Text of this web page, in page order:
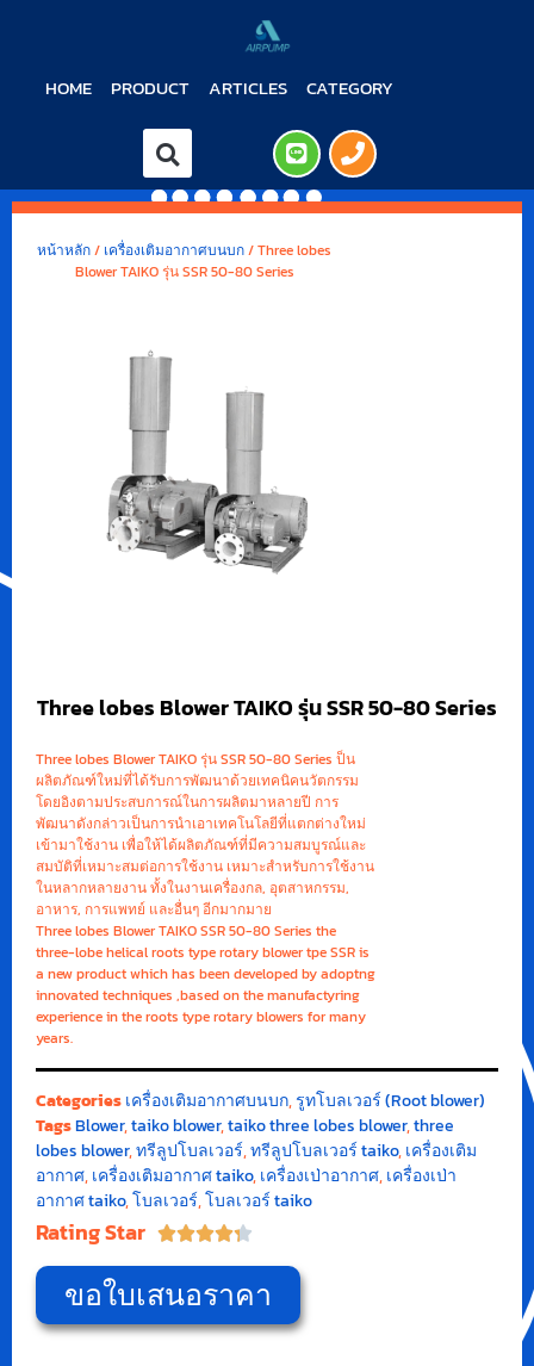
HOME PRODUCT ARTICLES CATEGORY
หน้าหลัก/ เครื่องเติมอากาศบนบก/ Three lobes
Blower TAIKO รุ่น SSR 50-80 Series
Three lobes Blower TAIKO รุ่น SSR 50-80 Series
Three lobes Blower TAIKO รุ่น SSR 50-80 Series ป็น
ผลิตภัณฑ์ใหม่ที่ได้รับการพัฒนาด้วยเทคนิคนวัตกรรม
โดยอิงตามประสบการณ์ในการผลิตมาหลายปี การ
พัฒนาดังกล่าวเป็นการนำเอาเทคโนโลยีที่แตกต่างใหม่
เข้ามาใช้งาน เพื่อให้ได้ผลิตภัณฑ์ที่มีความสมบูรณ์และ
สมบัติที่เหมาะสมต่อการใช้งาน เหมาะสำหรับการใช้งาน
ในหลากหลายงาน ทั้งในงานเครื่องกล, อุตสาหกรรม,
อาหาร, การแพทย์ และอื่นๆ อีกมากมาย
Three lobes Blower TAIKO SSR 50-80 Series the
three-lobe helical roots type rotary blower tpe SSR is
a new product which has been developed by adoptng
innovated techniques ,based on the manufactyring
experience in the roots type rotary blowers for many
years.
Categoriesเครื่องเติมอากาศบนบก,รูทโบลเวอร์ (Root blower)
TagsBlower,taiko blower,taiko three lobes blower,three
lobes blower,ทรีลูปโบลเวอร์,ทรีลูปโบลเวอร์ taiko,เครื่องเติม
อากาศ,เครื่องเติมอากาศ taiko,เครื่องเป่าอากาศ,เครื่องเป่า
อากาศ taiko,โบลเวอร์,โบลเวอร์ taiko
Rating Star 
ขอใบเสนอราคา